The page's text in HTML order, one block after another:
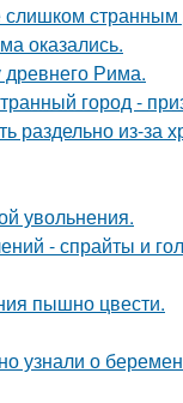
странным
оказались.
Рима.
город -
раздельно из-за
увольнения.
- спрайты и
пышно цвести.
узнали о